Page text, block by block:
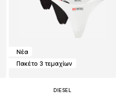
Νέα
Πακέτο 3 τεμαχίων
DIESEL